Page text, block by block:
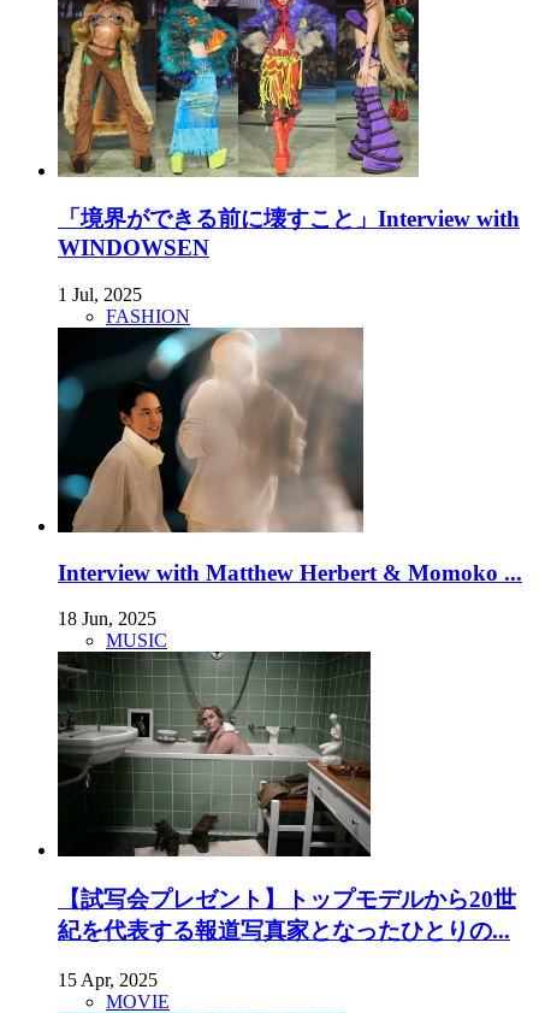
「境界ができる前に壊すこと」Interview with
WINDOWSEN
1 Jul, 2025
FASHION
Interview with Matthew Herbert & Momoko ...
18 Jun, 2025
MUSIC
【試写会プレゼント】トップモデルから20世
紀を代表する報道写真家となったひとりの...
15 Apr, 2025
MOVIE